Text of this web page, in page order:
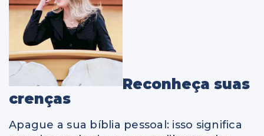
Reconheça suas
crenças
Apague a sua bíblia pessoal: isso significa